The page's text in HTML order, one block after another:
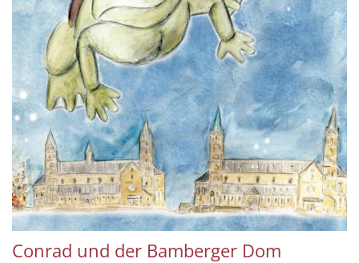
Conrad und der Bamberger Dom